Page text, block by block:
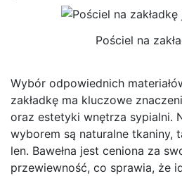
Pościel na
Wybór odpowiednich
zakładkę ma kluczowe
oraz estetyki wnętrza sypialni.
wyborem są naturalne tkaniny,
len. Bawełna jest ceniona za
przewiewność, co sprawia, że